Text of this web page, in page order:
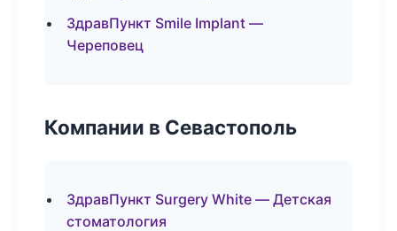
ЗдравПункт Smile Implant —
Череповец
Компании в Севастополь
ЗдравПункт Surgery White — Детская
стоматология